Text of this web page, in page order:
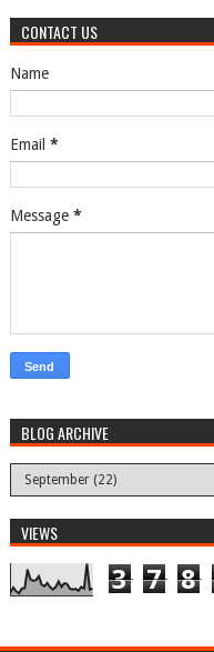
CONTACT US
Name
Email *
Message *
BLOG ARCHIVE
VIEWS
3 7 8